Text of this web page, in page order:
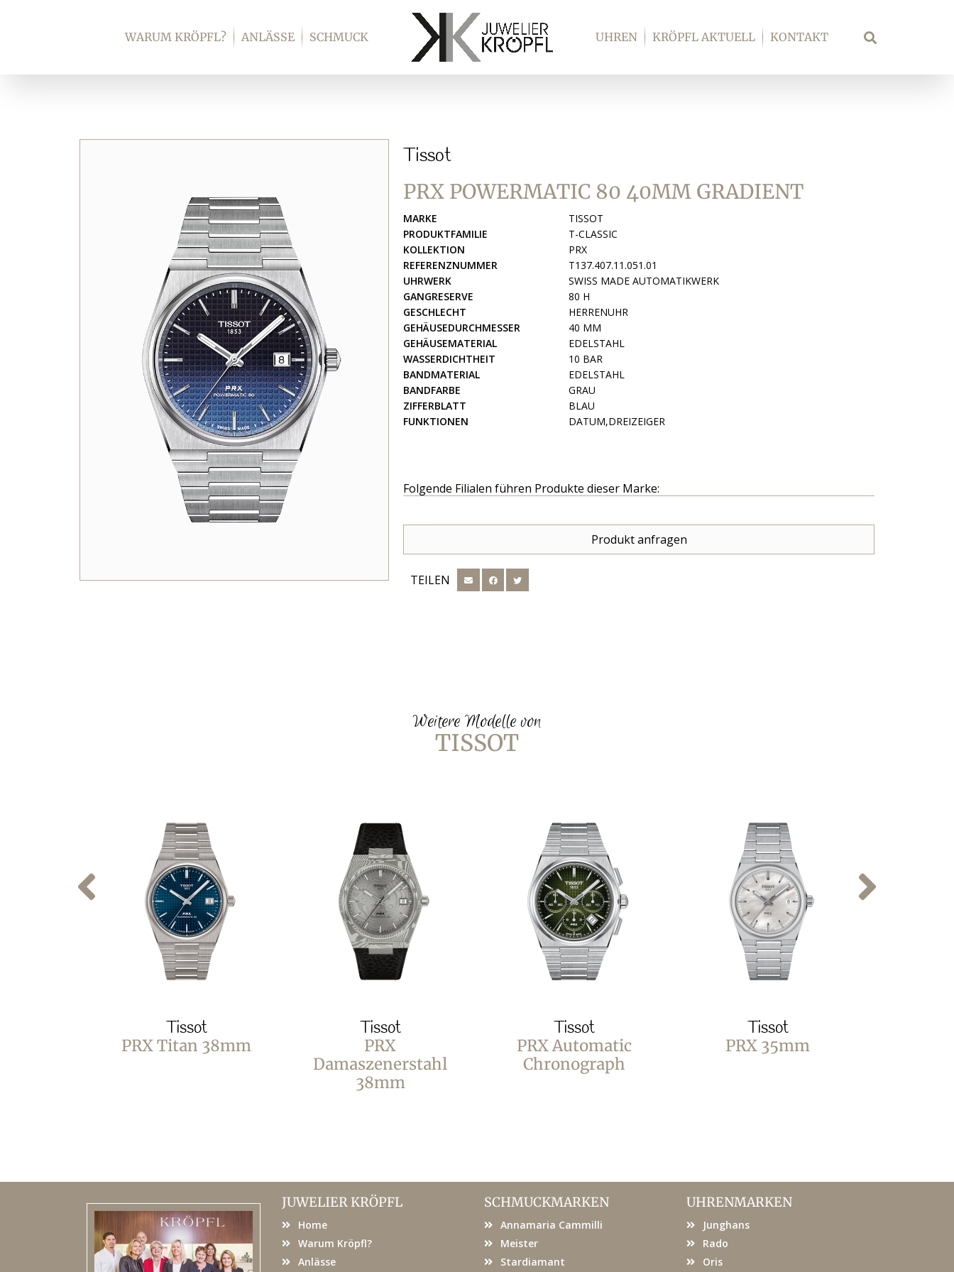
WARUM KRÖPFL? ANLÄSSE SCHMUCK UHREN KRÖPFL AKTUELL KONTAKT Suche
Tissot
PRX POWERMATIC 80 40MM GRADIENT
MARKE
TISSOT
PRODUKTFAMILIE
T-CLASSIC
KOLLEKTION
PRX
REFERENZNUMMER
T137.407.11.051.01
UHRWERK
SWISS MADE AUTOMATIKWERK
GANGRESERVE
80 H
GESCHLECHT
HERRENUHR
GEHÄUSEDURCHMESSER
40 MM
GEHÄUSEMATERIAL
EDELSTAHL
WASSERDICHTHEIT
10 BAR
BANDMATERIAL
EDELSTAHL
BANDFARBE
GRAU
ZIFFERBLATT
BLAU
FUNKTIONEN
DATUM,DREIZEIGER
Folgende Filialen führen Produkte dieser Marke:
Produkt anfragen
TEILEN
Weitere Modelle von
TISSOT
Tissot
PRX Titan 38mm
Tissot
PRX
Damaszenerstahl
38mm
Tissot
PRX Automatic
Chronograph
Tissot
PRX 35mm
JUWELIER KRÖPFL
Home
Warum Kröpfl?
Anlässe
SCHMUCKMARKEN
Annamaria Cammilli
Meister
Stardiamant
UHRENMARKEN
Junghans
Rado
Oris